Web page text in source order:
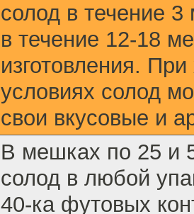
солод в течение
в течение 12-18
изготовления.
условиях солод
свои вкусовые и
В мешках по 25 и
солод в любой
40-ка футовых